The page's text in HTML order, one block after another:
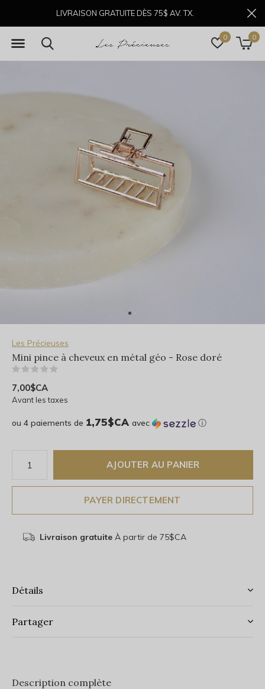
0 0
LIVRAISON GRATUITE DÈS 75$ AV. TX.
Les Précieuses
Mini pince à cheveux en métal géo - Rose doré
7,00$CA
Avant les taxes
ou 4 paiements de 1,75$CA avec ⓘ
AJOUTER AU PANIER
PAYER DIRECTEMENT
Livraison gratuiteÀ partir de 75$CA
Détails
Partager
Description complète